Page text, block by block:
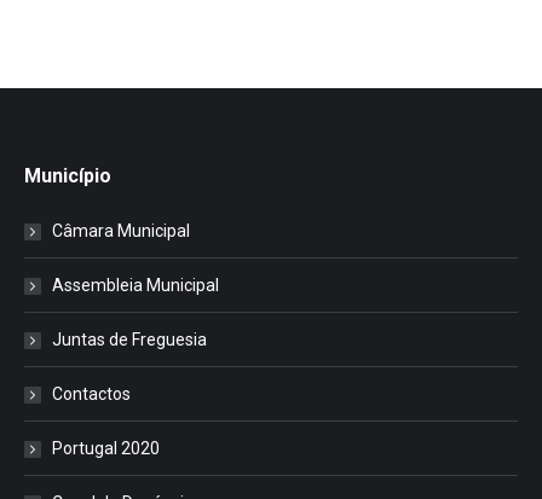
Município
Câmara Municipal
Assembleia Municipal
Juntas de Freguesia
Contactos
Portugal 2020